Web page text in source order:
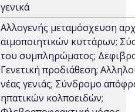
γενικά
Αλλογενής μεταμόσχευση
αιμοποιητικών κυττάρων;
του συμπληρώματος;
Γενετική προδιάθεση;
νέας γενιάς; Σύνδρομο
ηπατικών κολποειδών;